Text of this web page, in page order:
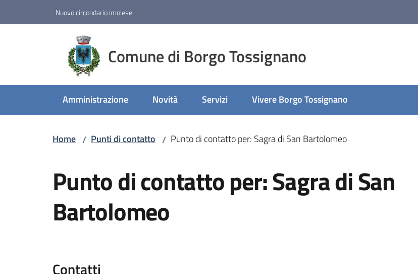
Nuovo circondario imolese
Comune di Borgo Tossignano
Amministrazione Novità Servizi Vivere Borgo Tossignano
Home / Punti di contatto / Punto di contatto per: Sagra di San Bartolomeo
Punto di contatto per: Sagra di San
Bartolomeo
Contatti